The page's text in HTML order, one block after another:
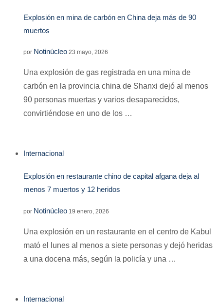
Explosión en mina de carbón en China deja más de 90
muertos
por Notinúcleo 23 mayo, 2026
Una explosión de gas registrada en una mina de
carbón en la provincia china de Shanxi dejó al menos
90 personas muertas y varios desaparecidos,
convirtiéndose en uno de los …
Internacional
Explosión en restaurante chino de capital afgana deja al
menos 7 muertos y 12 heridos
por Notinúcleo 19 enero, 2026
Una explosión en un restaurante en el centro de Kabul
mató el lunes al menos a siete personas y dejó heridas
a una docena más, según la policía y una …
Internacional